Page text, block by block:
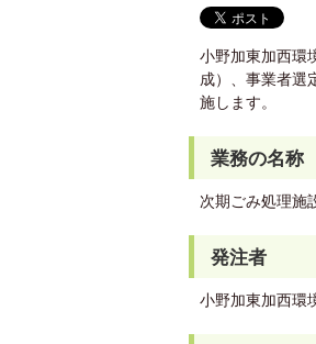
小野加東加西環
成）、事業者選
施します。
業務の名称
次期ごみ処理施
発注者
小野加東加西環